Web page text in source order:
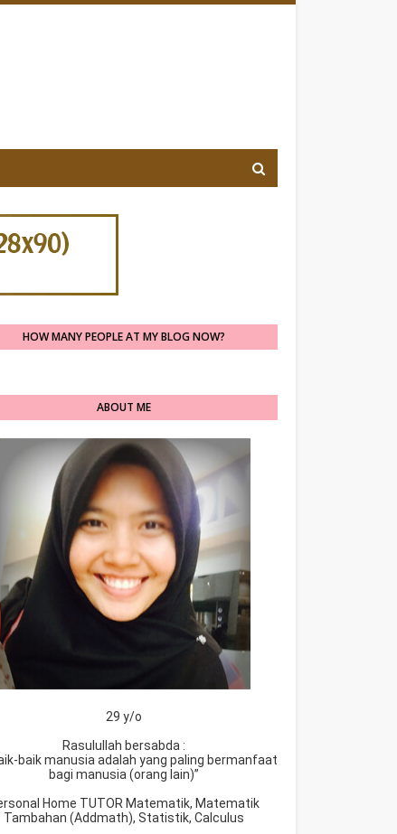
HOW MANY PEOPLE AT MY BLOG NOW?
ABOUT ME
29 y/o
Rasulullah bersabda :
baik manusia adalah yang paling bermanfaat
bagi manusia (orang lain)”
Home TUTOR Matematik, Matematik
Tambahan (Addmath), Statistik, Calculus